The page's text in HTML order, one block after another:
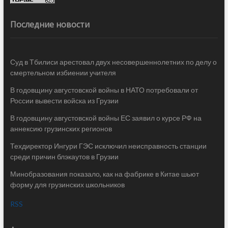
Последние новости
Суд в Тбилиси арестовал двух несовершеннолетних по делу о
смертельном избиении учителя
В годовщину августовской войны в НАТО потребовали от
России вывести войска из Грузии
В годовщину августовской войны ЕС заявил о курсе РФ на
аннексию грузинских регионов
Техдиректор Ингури ГЭС исключил неисправность станции
среди причин блэкаутов в Грузии
Минобразования показало, как на фабрике в Китае шьют
форму для грузинских школьников
RSS